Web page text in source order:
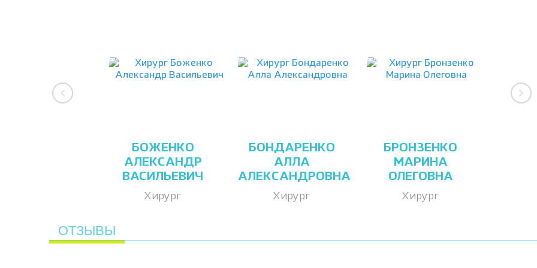
БОЖЕНКО
АЛЕКСАНДР
ВАСИЛЬЕВИЧ
Хирург
БОНДАРЕНКО
АЛЛА
АЛЕКСАНДРОВНА
Хирург
БРОНЗЕНКО
МАРИНА
ОЛЕГОВНА
Хирург
ОТЗЫВЫ